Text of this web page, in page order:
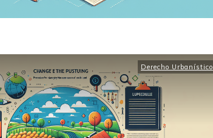
Derecho Urbanístico